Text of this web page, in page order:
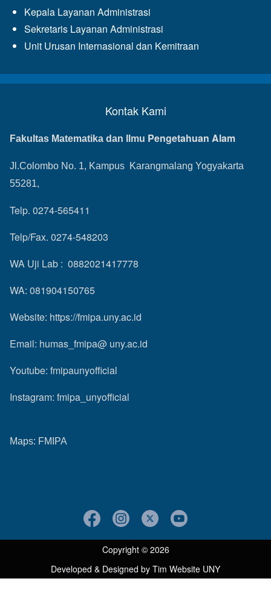
Kepala Layanan Administrasi
Sekretaris Layanan Administrasi
Unit Urusan Internasional dan Kemitraan
Kontak Kami
Fakultas Matematika dan Ilmu Pengetahuan Alam
Jl.Colombo No. 1, Kampus Karangmalang Yogyakarta
55281,
Telp. 0274-565411
Telp/Fax. 0274-548203
WA Uji Lab : 0882021417778
WA: 081904150765
Website: https://fmipa.uny.ac.id
Email: humas_fmipa@ uny.ac.id
Youtube: fmipaunyofficial
Instagram: fmipa_unyofficial
Maps: FMIPA
Copyright © 2026
Developed & Designed by Tim Website UNY